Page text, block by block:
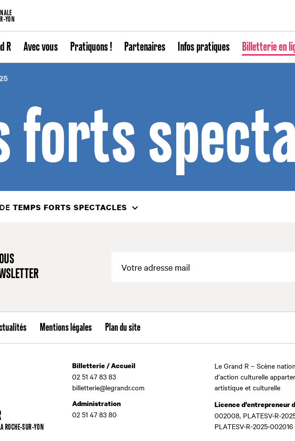
YON
R Avec vous Pratiquons ! Partenaires Infos pratiques Billetterie en
forts
DE TEMPS FORTS SPECTACLES
Mentions légales Plan du site
ROCHE-SUR-YON
Billetterie / Accueil
02 51 47 83 83
billetterie@legrandr.com
Administration
02 51 47 83 80
Le Grand R – Scène
d’action culturelle
artistique et culturelle
Licence d’entrepreneur
002008, PLATESV-R-
PLATESV-R-2025-002016